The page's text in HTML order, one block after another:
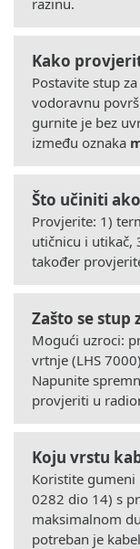
Kako
Postavite stup
vodoravnu
gurnite je bez
između oznaka
Što učiniti
Provjerite: 1)
utičnicu i utikač,
također
Zašto se stup
Mogući uzroci:
vrtnje (LHS
Napunite
provjeriti u
Koju vrstu
Koristite gumeni
0282 dio 14) s
maksimalnom
potreban je